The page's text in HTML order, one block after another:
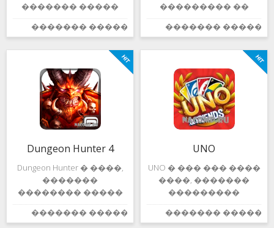
������� �����
�����
����������. ���
����������
����������
������� ������
� ������
���������� ��
���������� ���.
� ���� ����
��������
��������
�������,
������� ������:
��������� ��
������ ������
�� ������? ����
����������� ���
���� ����� ���,
����� ����,
�������
���������� Block
Story, ������ ���
��� ���������
������� ������:
Dungeon Hunter 4
Dungeon Hunter � ����,
�������
�������� �����
���� �� �����
������� �,
������� ������:
UNO
UNO � ��� ��� ����
����, �������
���������
������������
������������
������� ������: